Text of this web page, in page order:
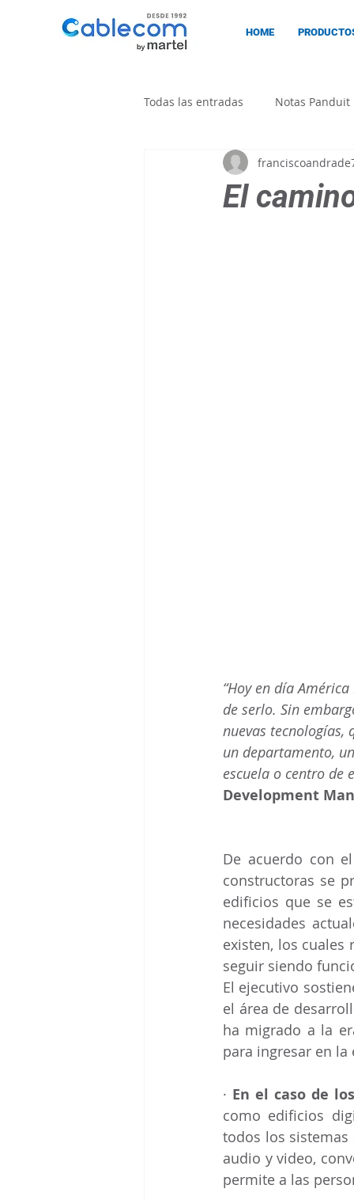
HOME
Todas las entradas Notas Panduit
Cablecom
El
“Hoy en día
de serlo. Sin
nuevas tecnologías,
un departamento,
escuela o centro de
Development
De acuerdo con
constructoras se
edificios que se
necesidades
existen, los cuales
seguir siendo
El ejecutivo
el área de
ha migrado a la
para ingresar en
· En el caso de
como edificios
todos los
audio y video,
permite a las